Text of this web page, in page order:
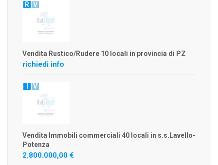
R V
Vendita Rustico/Rudere 10 locali in provincia di PZ
richiedi info
V
Vendita Immobili commerciali 40 locali in s.s.Lavello-
Potenza
2.800.000,00 €